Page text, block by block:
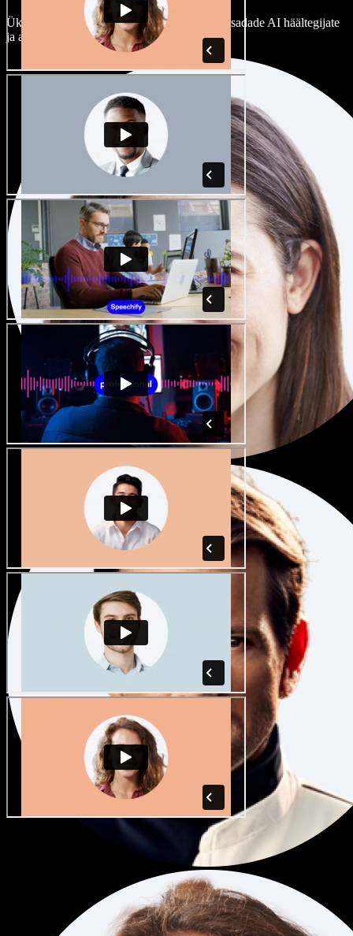
Ükski projekt ei pea kõlama ühtemoodi. Vali sadade AI häältegijate
ja aktsentide hulgast ning kohanda neid.